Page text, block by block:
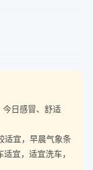
日感冒、舒适
适宜，早晨气象条
宜，适宜洗车，